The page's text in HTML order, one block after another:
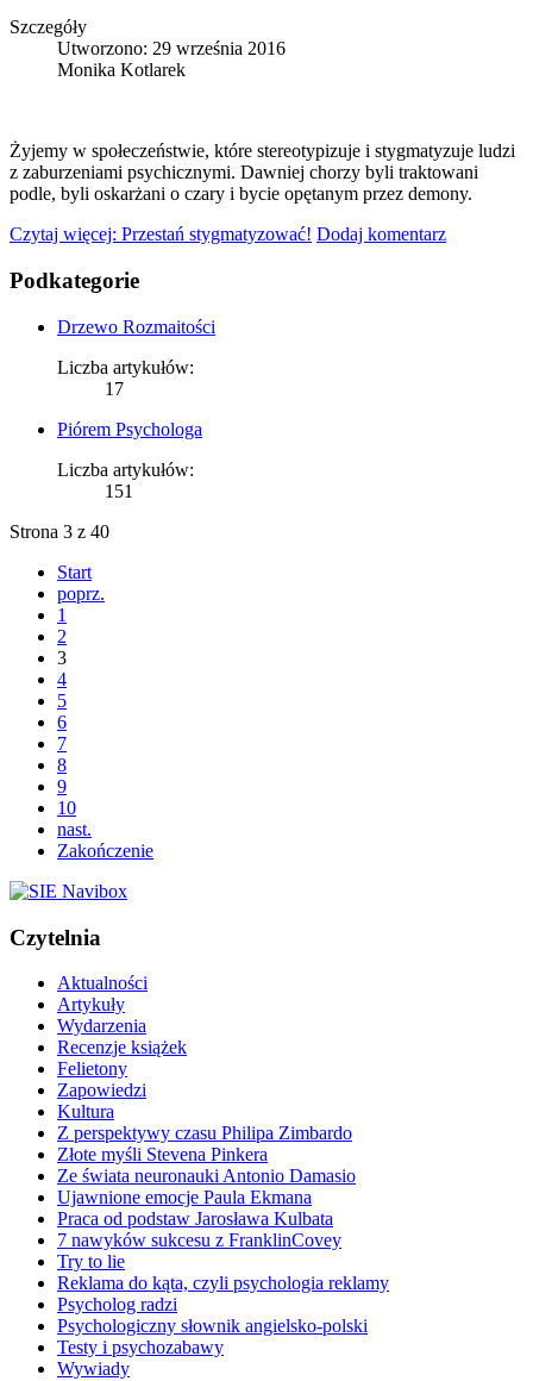
Szczegóły
Utworzono: 29 września 2016
Monika Kotlarek
Żyjemy w społeczeństwie, które stereotypizuje i stygmatyzuje ludzi
z zaburzeniami psychicznymi. Dawniej chorzy byli traktowani
podle, byli oskarżani o czary i bycie opętanym przez demony.
Czytaj więcej: Przestań stygmatyzować! Dodaj komentarz
Podkategorie
Drzewo Rozmaitości
Liczba artykułów:
17
Piórem Psychologa
Liczba artykułów:
151
Strona 3 z 40
Start
poprz.
1
2
3
4
5
6
7
8
9
10
nast.
Zakończenie
Czytelnia
Aktualności
Artykuły
Wydarzenia
Recenzje książek
Felietony
Zapowiedzi
Kultura
Z perspektywy czasu Philipa Zimbardo
Złote myśli Stevena Pinkera
Ze świata neuronauki Antonio Damasio
Ujawnione emocje Paula Ekmana
Praca od podstaw Jarosława Kulbata
7 nawyków sukcesu z FranklinCovey
Try to lie
Reklama do kąta, czyli psychologia reklamy
Psycholog radzi
Psychologiczny słownik angielsko-polski
Testy i psychozabawy
Wywiady